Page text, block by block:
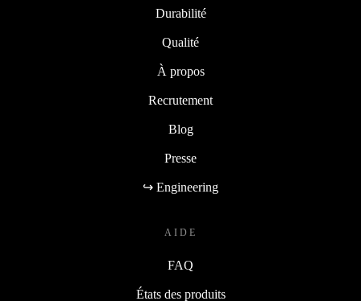
Durabilité
Qualité
À propos
Recrutement
Blog
Presse
↪ Engineering
AIDE
FAQ
États des produits